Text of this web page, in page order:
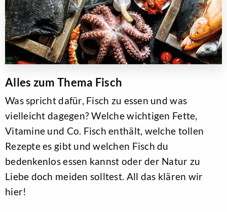
Alles zum Thema Fisch
Was spricht dafür, Fisch zu essen und was
vielleicht dagegen? Welche wichtigen Fette,
Vitamine und Co. Fisch enthält, welche tollen
Rezepte es gibt und welchen Fisch du
bedenkenlos essen kannst oder der Natur zu
Liebe doch meiden solltest. All das klären wir
hier!